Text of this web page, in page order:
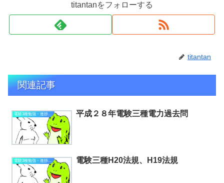
titantanをフォローする
titantan
関連記事
電験3種勉強・進捗状況 平成２８年電験三種電力過去問
電験3種勉強・進捗状況 電験三種H20法規、H19法規